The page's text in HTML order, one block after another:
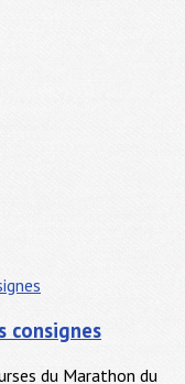
consignes
du Marathon du